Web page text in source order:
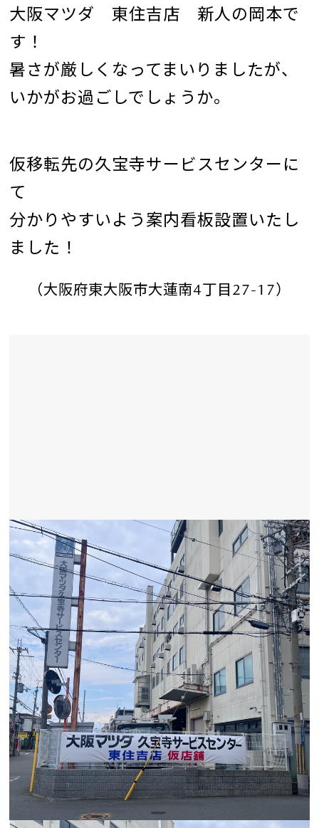
大阪マツダ 東住吉店 新人の岡本で
す！
暑さが厳しくなってまいりましたが、
いかがお過ごしでしょうか。
仮移転先の久宝寺サービスセンターに
て
分かりやすいよう案内看板設置いたし
ました！
（大阪府東大阪市大蓮南4丁目27-17）